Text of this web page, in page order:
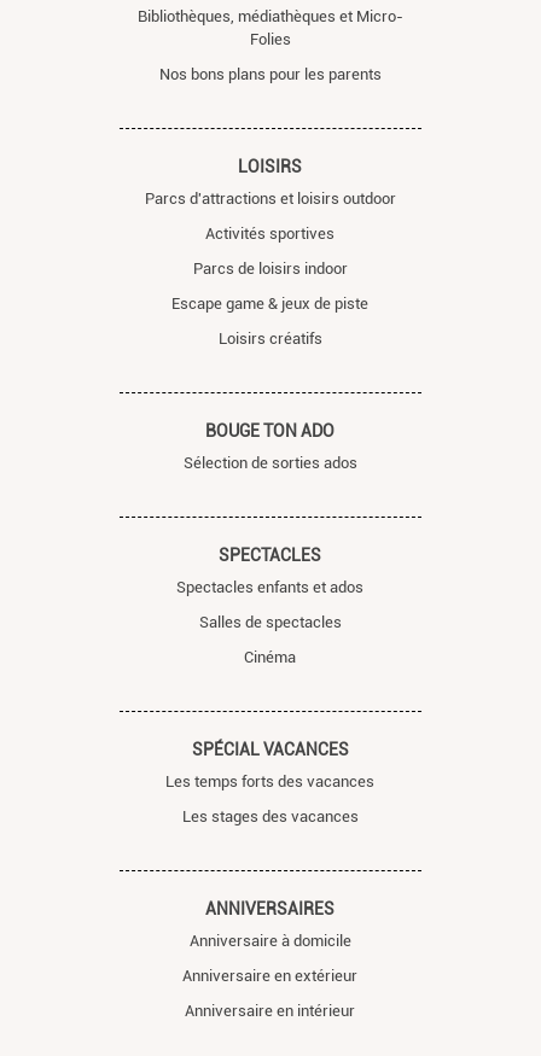
Bibliothèques, médiathèques et Micro-
Folies
Nos bons plans pour les parents
LOISIRS
Parcs d'attractions et loisirs outdoor
Activités sportives
Parcs de loisirs indoor
Escape game & jeux de piste
Loisirs créatifs
BOUGE TON ADO
Sélection de sorties ados
SPECTACLES
Spectacles enfants et ados
Salles de spectacles
Cinéma
SPÉCIAL VACANCES
Les temps forts des vacances
Les stages des vacances
ANNIVERSAIRES
Anniversaire à domicile
Anniversaire en extérieur
Anniversaire en intérieur